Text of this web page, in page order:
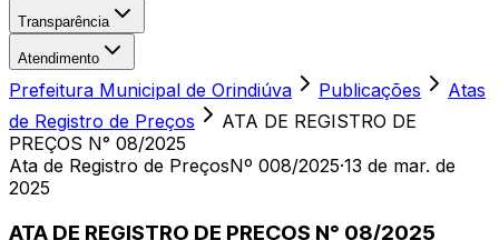
Transparência
Atendimento
Prefeitura Municipal de Orindiúva Publicações
Atas
de Registro de Preços
ATA DE REGISTRO DE
PREÇOS N° 08/2025
Ata de Registro de PreçosNº 008/2025·13 de mar. de
2025
ATA DE REGISTRO DE PREÇOS N° 08/2025